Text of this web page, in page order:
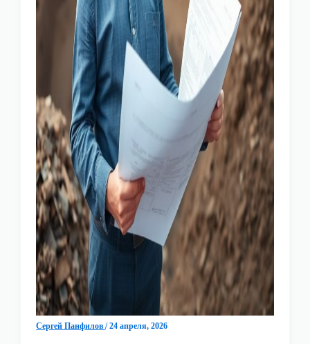
Сергей Панфилов/24 апреля, 2026